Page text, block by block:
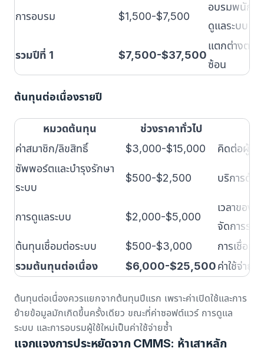
การอบรม $1,500-$7,500
อบรมพนักง
ดูแลระบบ
รวมปีที่ 1 $7,500-$37,500
แตกต่างตาม
ซ้อน
ต้นทุนต่อเนื่องรายปี
หมวดต้นทุน
ช่วงราคาทั่วไป
ค่าสมาชิก/ลิขสิทธิ์
$3,000-$15,000
คิดต่อผู้ใช้
ซัพพอร์ตและบำรุงรักษา
ระบบ
$500-$2,500 บริการด้า
การดูแลระบบ $2,000-$5,000
เวลาของ
จัดการระบ
ต้นทุนเชื่อมต่อระบบ
$500-$3,000
การเชื่อม
รวมต้นทุนต่อเนื่อง
$6,000-$25,500ค่าใช้จ่ายป
ต้นทุนต่อเนื่องควรแยกจากต้นทุนปีแรก เพราะค่าเปิดใช้และการ
ย้ายข้อมูลมักเกิดขึ้นครั้งเดียว ขณะที่ค่าซอฟต์แวร์ การดูแล
ระบบ และการอบรมผู้ใช้ใหม่เป็นค่าใช้จ่ายซ้ำ
แจกแจงการประหยัดจาก CMMS: ห้าเสาหลัก